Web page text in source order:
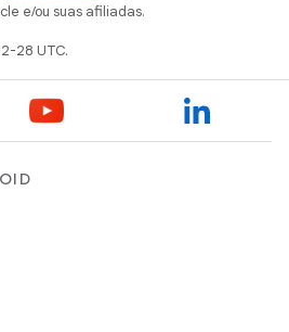
e/ou suas afiliadas.
28 UTC.